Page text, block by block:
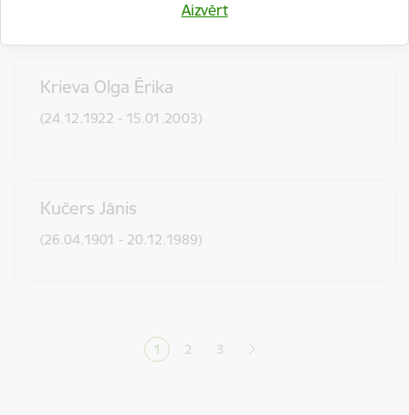
Aizvērt
Krieva Olga Ērika
(24.12.1922 - 15.01.2003)
Kučers Jānis
(26.04.1901 - 20.12.1989)
Pašreizējā lapa
1 Lapa
2 Lapa
3